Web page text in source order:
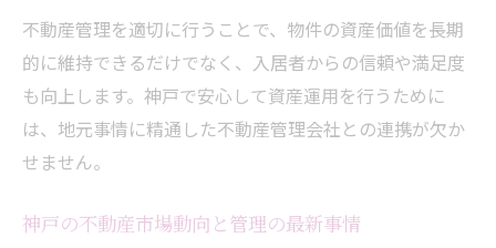
高級住宅街での資産価値を守る管理対策を徹底
解説
高級住宅街に強い不動産管理会社の選択法
資産価値を高めるための管理実例を紹介
不動産管理を適切に行うことで、物件の資産価値を長期
的に維持できるだけでなく、入居者からの信頼や満足度
も向上します。神戸で安心して資産運用を行うために
は、地元事情に精通した不動産管理会社との連携が欠か
せません。
神戸の不動産市場動向と管理の最新事情